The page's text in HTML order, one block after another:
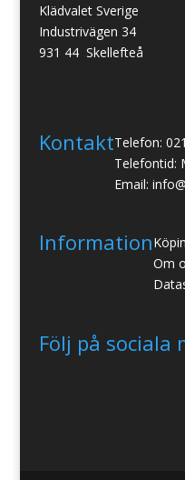
Klädvalet Sverige
Industrivägen 34
931 44 Skellefteå
KontaktTelefon:
Telefontid:
Email:
Information
Om
Följ på sociala